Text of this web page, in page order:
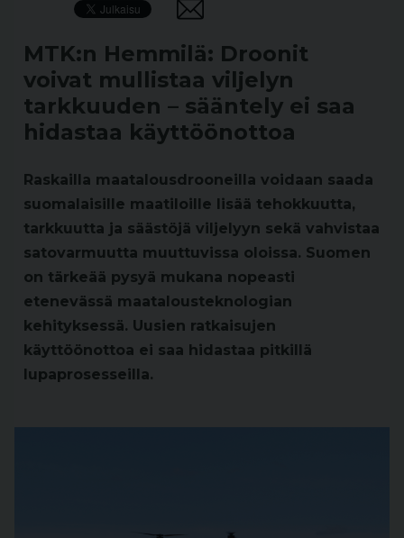
MTK:n Hemmilä: Droonit
voivat mullistaa viljelyn
tarkkuuden – sääntely ei saa
hidastaa käyttöönottoa
Raskailla maatalousdrooneilla voidaan saada
suomalaisille maatiloille lisää tehokkuutta,
tarkkuutta ja säästöjä viljelyyn sekä vahvistaa
satovarmuutta muuttuvissa oloissa. Suomen
on tärkeää pysyä mukana nopeasti
etenevässä maatalousteknologian
kehityksessä. Uusien ratkaisujen
käyttöönottoa ei saa hidastaa pitkillä
lupaprosesseilla.